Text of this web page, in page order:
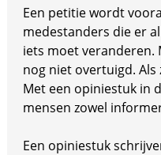
Een petitie wordt
medestanders die er
iets moet veranderen.
nog niet overtuigd. Als
Met een opiniestuk in
mensen zowel
Een opiniestuk